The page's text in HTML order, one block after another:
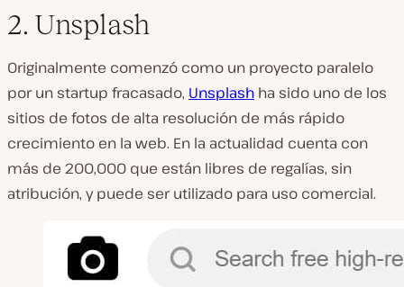
2. Unsplash
Originalmente comenzó como un proyecto paralelo
por un startup fracasado, Unsplash ha sido uno de los
sitios de fotos de alta resolución de más rápido
crecimiento en la web. En la actualidad cuenta con
más de 200,000 que están libres de regalías, sin
atribución, y puede ser utilizado para uso comercial.